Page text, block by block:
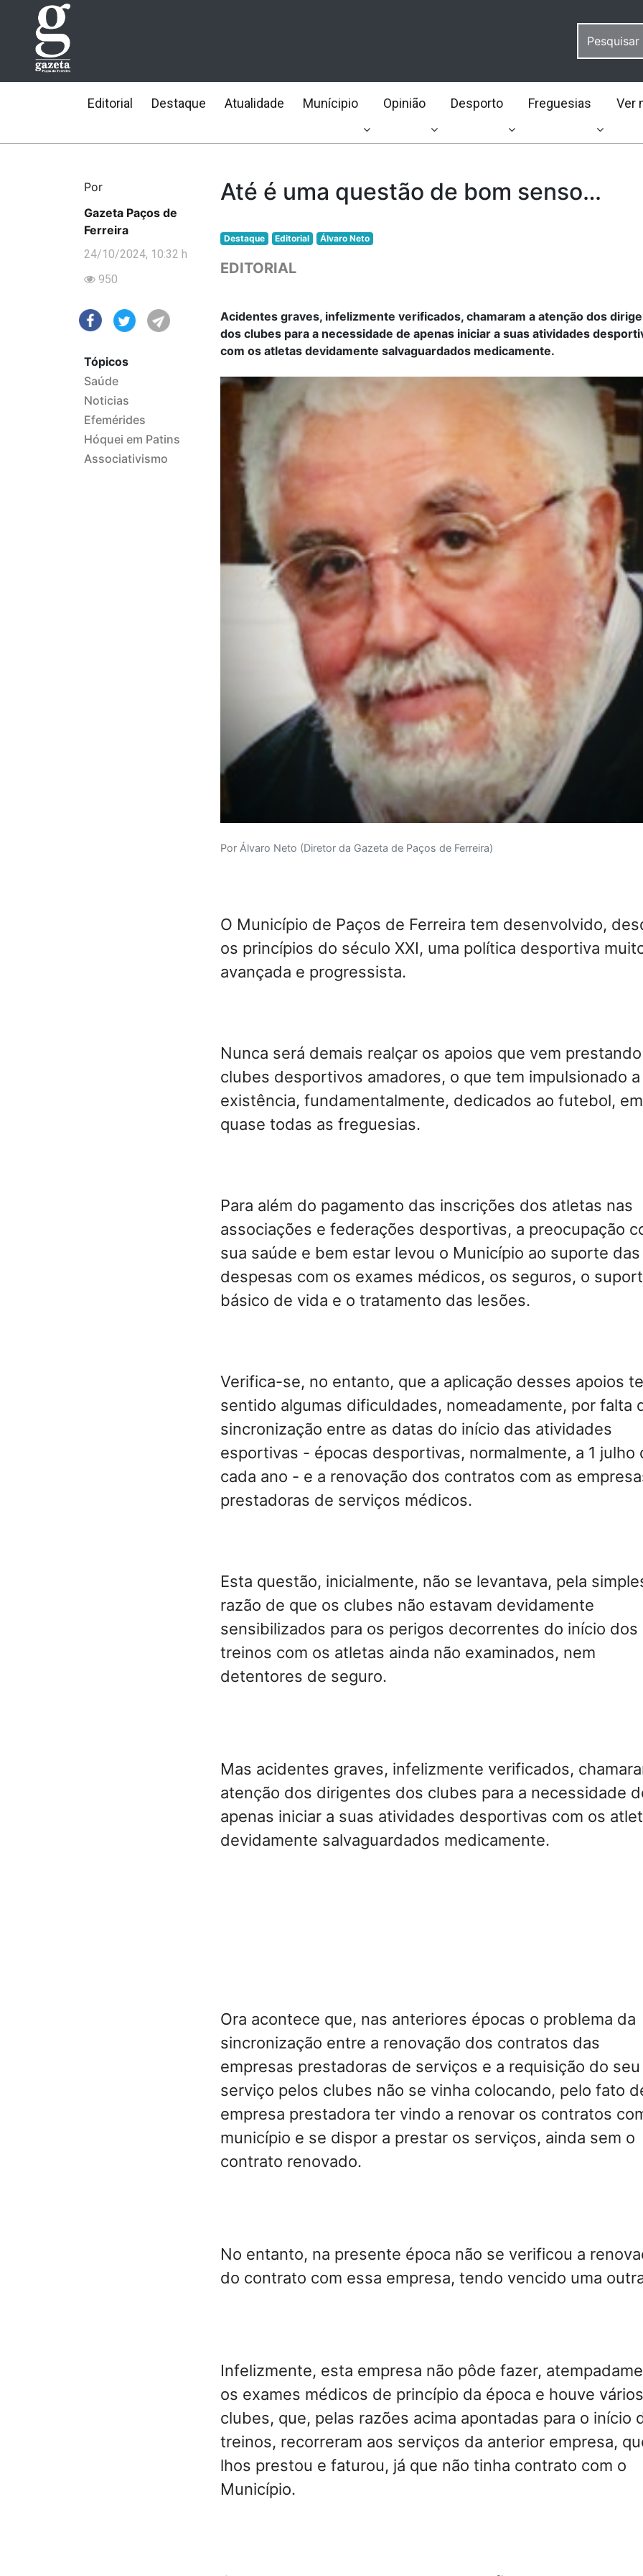
Editorial Destaque Atualidade Munícipio Opinião Desporto Freguesias Ver
Por
Gazeta Paços de
Ferreira
24/10/2024, 10:32 h
950
Tópicos
Saúde
Noticias
Efemérides
Hóquei em Patins
Associativismo
Até é uma questão de bom senso…
Destaque Editorial Álvaro Neto
EDITORIAL
Acidentes graves, infelizmente verificados, chamaram a atenção dos
dos clubes para a necessidade de apenas iniciar a suas atividades
com os atletas devidamente salvaguardados medicamente.
Por Álvaro Neto (Diretor da Gazeta de Paços de Ferreira)
O Município de Paços de Ferreira tem desenvolvido,
os princípios do século XXI, uma política desportiva
avançada e progressista.
Nunca será demais realçar os apoios que vem
clubes desportivos amadores, o que tem impulsionado a
existência, fundamentalmente, dedicados ao futebol, em
quase todas as freguesias.
Para além do pagamento das inscrições dos atletas nas
associações e federações desportivas, a preocupação
sua saúde e bem estar levou o Município ao suporte das
despesas com os exames médicos, os seguros, o
básico de vida e o tratamento das lesões.
Verifica-se, no entanto, que a aplicação desses apoios
sentido algumas dificuldades, nomeadamente, por falta
sincronização entre as datas do início das atividades
esportivas - épocas desportivas, normalmente, a 1 julho
cada ano - e a renovação dos contratos com as
prestadoras de serviços médicos.
Esta questão, inicialmente, não se levantava, pela
razão de que os clubes não estavam devidamente
sensibilizados para os perigos decorrentes do início dos
treinos com os atletas ainda não examinados, nem
detentores de seguro.
Mas acidentes graves, infelizmente verificados,
atenção dos dirigentes dos clubes para a necessidade
apenas iniciar a suas atividades desportivas com os
devidamente salvaguardados medicamente.
Ora acontece que, nas anteriores épocas o problema da
sincronização entre a renovação dos contratos das
empresas prestadoras de serviços e a requisição do seu
serviço pelos clubes não se vinha colocando, pelo fato
empresa prestadora ter vindo a renovar os contratos
município e se dispor a prestar os serviços, ainda sem o
contrato renovado.
No entanto, na presente época não se verificou a
do contrato com essa empresa, tendo vencido uma
Infelizmente, esta empresa não pôde fazer,
os exames médicos de princípio da época e houve vários
clubes, que, pelas razões acima apontadas para o início
treinos, recorreram aos serviços da anterior empresa,
lhos prestou e faturou, já que não tinha contrato com o
Município.